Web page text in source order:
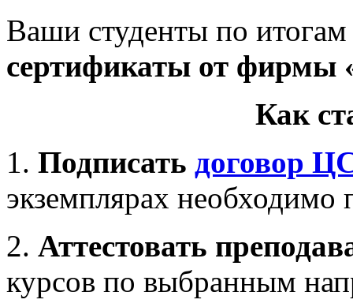
Ваши студенты по
сертификаты от фирмы
Как
1. Подписать договор
экземплярах
2. Аттестовать
курсов по выбранным